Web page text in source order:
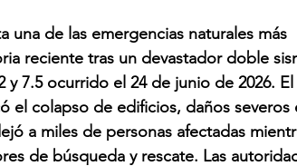
una de las emergencias naturales más
reciente tras un devastador doble
y 7.5 ocurrido el 24 de junio de 2026. El
el colapso de edificios, daños severos
a miles de personas afectadas
de búsqueda y rescate. Las